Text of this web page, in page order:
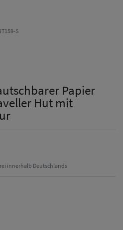
S
Papier
Hut mit
innerhalb Deutschlands